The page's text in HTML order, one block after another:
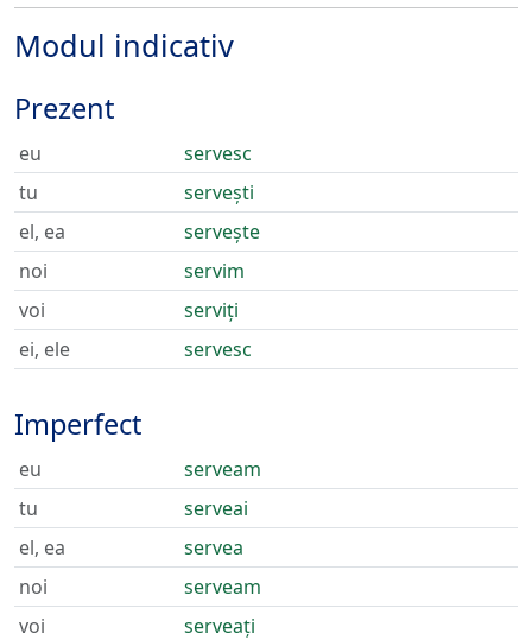
Modul indicativ
Prezent
eu
servesc
tu
servești
el, ea
servește
noi
servim
voi
serviți
ei, ele
servesc
Imperfect
eu
serveam
tu
serveai
el, ea
servea
noi
serveam
voi
serveați